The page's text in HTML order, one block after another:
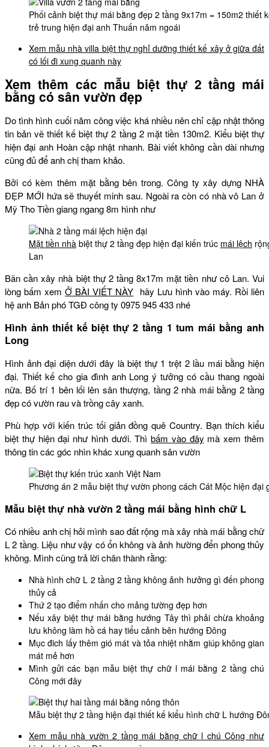
Phối cảnh biệt thự mái bằng đẹp 2 tầng 9x17m = 150m2 thiết
trẻ trung hiện đại anh Thuấn năm ngoái
Xem mẫu nhà villa biệt thự nghỉ dưỡng thiết kế xây ở giữa đất
có lối đi xung quanh này
Xem thêm các mẫu biệt thự 2 tầng mái
bằng có sân vườn đẹp
Do tình hình cuối năm công việc khá nhiều nên chỉ cập nhật thông
tin bản vẽ thiết kế biệt thự 2 tầng 2 mặt tiền 130m2. Kiểu biệt thự
hiện đại anh Hoàn cập nhật nhanh. Bài viết không cần dài nhưng
cũng đủ để anh chị tham khảo.
Bởi có kèm thêm mặt bằng bên trong. Công ty xây dựng NHÀ
ĐẸP MỚI hứa sẽ thuyết minh sau. Ngoài ra còn có nhà vô Lan ở
Mỹ Tho Tiền giang ngang 8m hình như
Mặt tiền nhà biệt thự 2 tầng đẹp hiện đại kiến trúc mái lệch
Lan
Bãn cần xây nhà biệt thự 2 tầng 8x17m mặt tiền như cô Lan. Vui
lòng bấm xemỞ BÀI VIẾT NÀY hãy Lưu hình vào máy. Rồi liên
hệ anh Bản phó TGĐ công ty 0975 945 433 nhé
Hình ảnh thiết kế biệt thự 2 tầng 1 tum mái bằng anh
Long
Hình ảnh đại diện dưới đây là biệt thự 1 trệt 2 lầu mái bằng hiện
đại. Thiết kế cho gia đình anh Long ý tưởng có cầu thang ngoài
nữa. Bố trí 1 bên lối lên sân thượng, tầng 2 nhà mái bằng 2 tầng
đẹp có vườn rau và trồng cây xanh.
Phù hợp với kiến trúc tối giản đồng quê Country. Bạn thích kiểu
biệt thự hiện đại như hình dưới. Thìbấm vào đây mà xem thêm
thông tin các góc nhìn khác xung quanh sân vườn
Phương án 2 mẫu biệt thự vườn phong cách Cát Mộc hiện đại
Mẫu biệt thự nhà vườn 2 tầng mái bằng hình chữ L
Có nhiều anh chị hỏi mình sao đất rộng mà xây nhà mái bằng chữ
L 2 tầng. Liệu như vậy có ổn không và ảnh hường đển phong thủy
không. Mình cũng trả lời chân thành rằng:
Nhà hình chữ L 2 tầng 2 tầng không ảnh hưởng gì đến phong
thủy cả
Thứ 2 tạo điểm nhấn cho mảng tường đẹp hơn
Nếu xây biệt thự mái bằng hướng Tây thì phải chừa khoảng
lưu không làm hồ cá hay tiểu cảnh bên hướng Đông
Mục đich lấy thêm gió mát và tỏa nhiệt nhằm giúp không gian
mát mẻ hơn
Mình gửi các bạn mẫu biệt thự chữ l mái bằng 2 tầng chú
Công mới đây
Mẫu biệt thự 2 tầng hiện đại thiết kế kiểu hình chữ L hướng
Xem mẫu nhà vườn 2 tầng mái bằng chữ l chú Công như